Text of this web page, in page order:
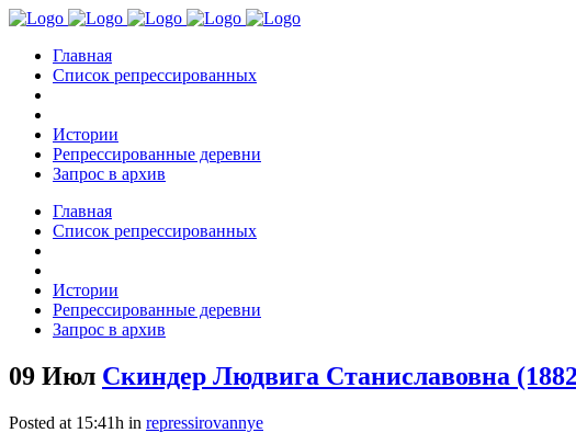
Главная
Список репрессированных
Истории
Репрессированные деревни
Запрос в архив
Главная
Список репрессированных
Истории
Репрессированные деревни
Запрос в архив
09 Июл Скиндер Людвига Станиславовна
Posted at 15:41h in repressirovannye